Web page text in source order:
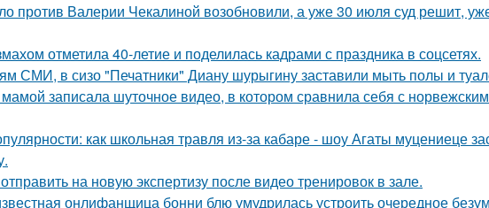
против Валерии Чекалиной возобновили, а уже 30 июля суд решит,
отметила 40-летие и поделилась кадрами с праздника в соцсетях.
СМИ, в сизо "Печатники" Диану шурыгину заставили мыть полы и
записала шуточное видео, в котором сравнила себя с
как школьная травля из-за кабаре - шоу Агаты муцениеце
на новую экспертизу после видео тренировок в зале.
онлифанщица бонни блю умудрилась устроить очередное